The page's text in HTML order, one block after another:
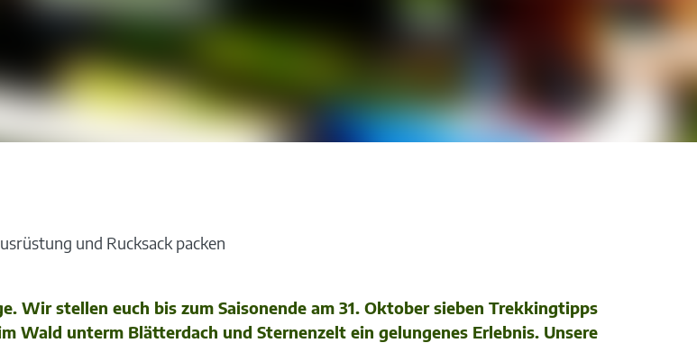
und Rucksack packen
Wir stellen euch bis zum Saisonende am 31. Oktober sieben Trekkingtipps
Wald unterm Blätterdach und Sternenzelt ein gelungenes Erlebnis. Unsere